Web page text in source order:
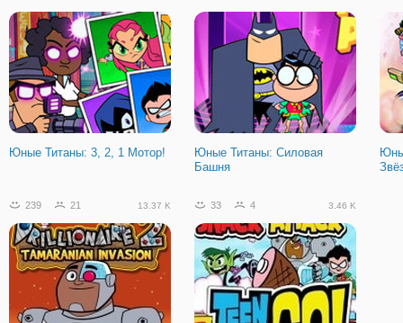
Юные Титаны: 3, 2, 1 Мотор!
Юные Титаны: Силовая
Башня
239 21 13.37 K 33 4 3.46 K